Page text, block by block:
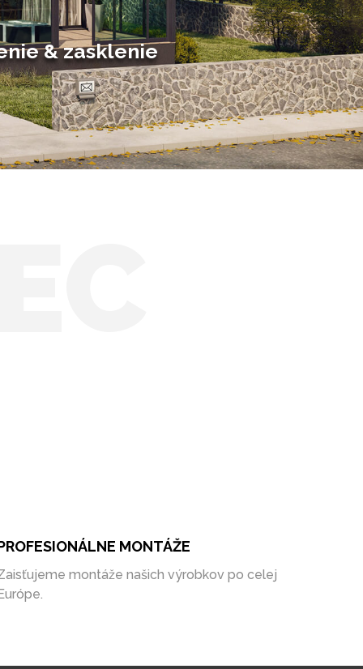
Posuvné zimné záhrady
Solárne zimné záhrady
& zasklenie
MONTÁŽE
montáže našich výrobkov po celej